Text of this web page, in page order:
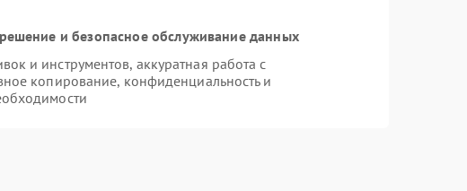
и безопасное обслуживание данных
и инструментов, аккуратная работа с
копирование, конфиденциальность и